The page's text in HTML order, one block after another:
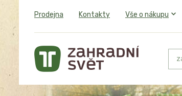
Prodejna Kontakty Vše o nákupu